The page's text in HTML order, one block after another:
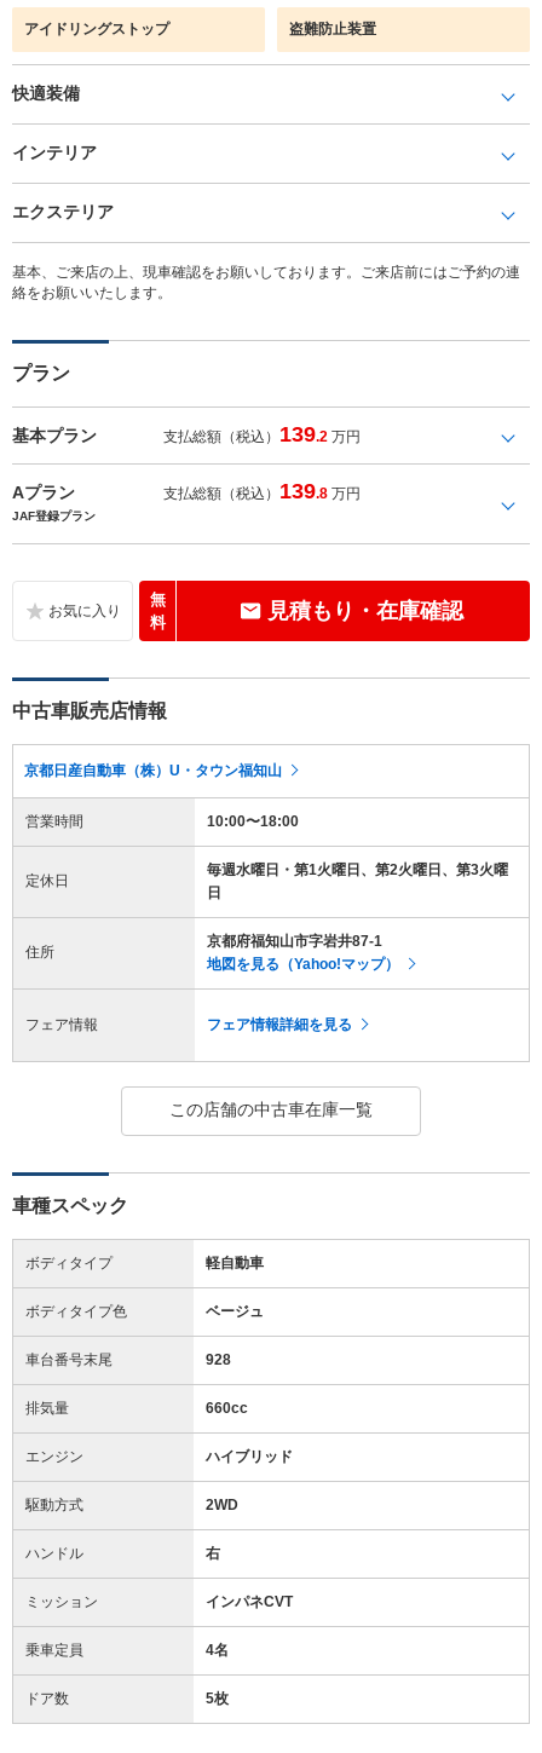
アイドリングストップ 盗難防止装置
快適装備
インテリア
エクステリア
基本、ご来店の上、現車確認をお願いしております。ご来店前にはご予約の連
絡をお願いいたします。
プラン
基本プラン 支払総額（税込） 139.2 万円
Aプラン 支払総額（税込） 139.8 万円
JAF登録プラン
無
料
見積もり・在庫確認
中古車販売店情報
京都日産自動車（株）U・タウン福知山
営業時間 10:00〜18:00
定休日
毎週水曜日・第1火曜日、第2火曜日、第3火曜
日
住所
京都府福知山市字岩井87-1
地図を見る（Yahoo!マップ）
フェア情報 フェア情報詳細を見る
この店舗の中古車在庫一覧
車種スペック
ボディタイプ 軽自動車
ボディタイプ色 ベージュ
車台番号末尾 928
排気量 660cc
エンジン ハイブリッド
駆動方式 2WD
ハンドル 右
ミッション インパネCVT
乗車定員 4名
ドア数 5枚